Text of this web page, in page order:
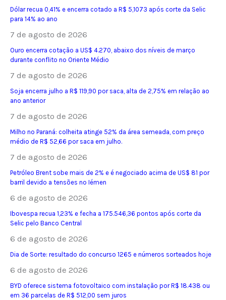
Dólar recua 0,41% e encerra cotado a R$ 5,1073 após corte da Selic
para 14% ao ano
7 de agosto de 2026
Ouro encerra cotação a US$ 4.270, abaixo dos níveis de março
durante conflito no Oriente Médio
7 de agosto de 2026
Soja encerra julho a R$ 119,90 por saca, alta de 2,75% em relação ao
ano anterior
7 de agosto de 2026
Milho no Paraná: colheita atinge 52% da área semeada, com preço
médio de R$ 52,66 por saca em julho.
7 de agosto de 2026
Petróleo Brent sobe mais de 2% e é negociado acima de US$ 81 por
barril devido a tensões no Iémen
6 de agosto de 2026
Ibovespa recua 1,23% e fecha a 175.546,36 pontos após corte da
Selic pelo Banco Central
6 de agosto de 2026
Dia de Sorte: resultado do concurso 1265 e números sorteados hoje
6 de agosto de 2026
BYD oferece sistema fotovoltaico com instalação por R$ 18.438 ou
em 36 parcelas de R$ 512,00 sem juros